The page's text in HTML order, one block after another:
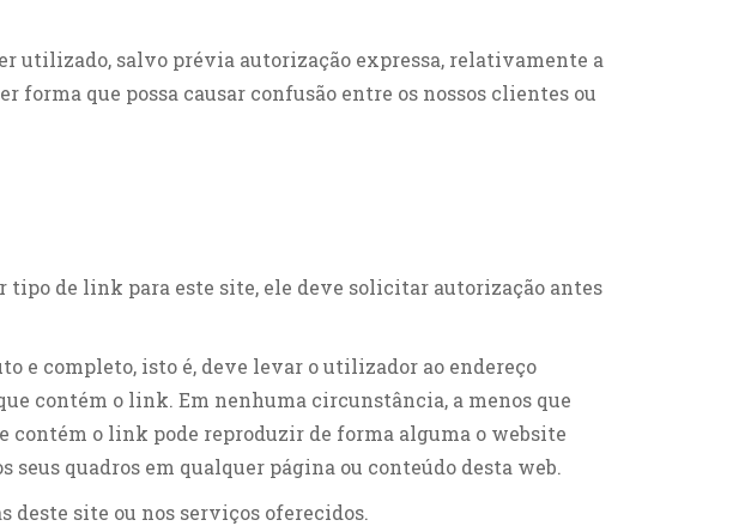
utilizado, salvo prévia autorização expressa, relativamente a
forma que possa causar confusão entre os nossos clientes ou
tipo de link para este site, ele deve solicitar autorização antes
e completo, isto é, deve levar o utilizador ao endereço
contém o link. Em nenhuma circunstância, a menos que
contém o link pode reproduzir de forma alguma o website
seus quadros em qualquer página ou conteúdo desta web.
site ou nos serviços oferecidos.